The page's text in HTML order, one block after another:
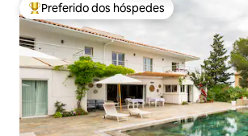
Entre os melhores preferidos dos hóspedes
Preferido dos hóspedes